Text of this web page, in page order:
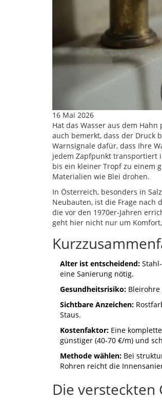
16 Mai 2026
Hat das Wasser aus dem
auch bemerkt, dass der Druck
Warnsignale dafür, dass Ihre
jedem Zapfpunkt transportiert
bis ein kleiner Tropf zu einem
Materialien wie Blei drohen.
In Österreich, besonders in
Neubauten, ist die Frage nach
die vor den 1970er-Jahren
geht hier nicht nur um
Alter ist entscheidend:
eine Sanierung nötig.
Gesundheitsrisiko: Bleirohre
Sichtbare Anzeichen:
Staus.
Kostenfaktor: Eine
günstiger (40-70 €/m) und
Methode wählen: Bei
Rohren reicht die
Die versteckten